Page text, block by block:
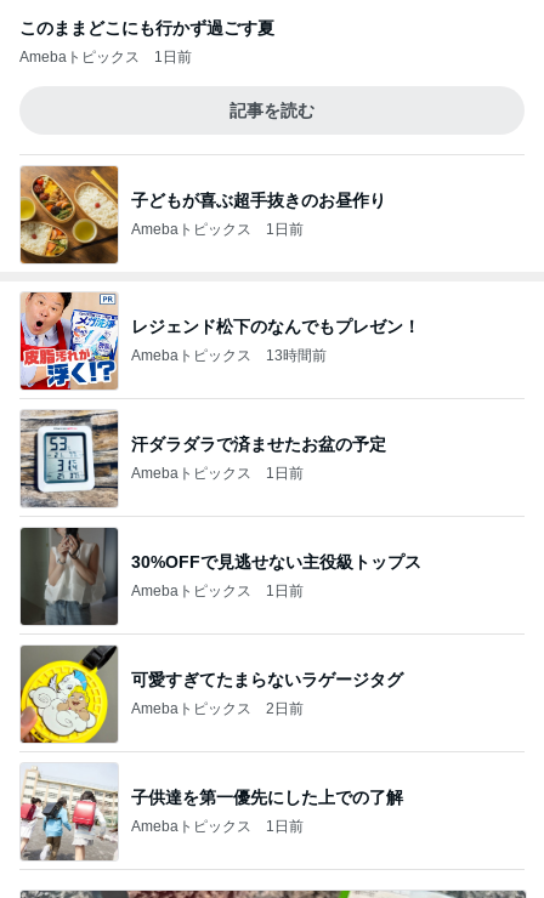
このままどこにも行かず過ごす夏
Amebaトピックス 1日前
記事を読む
子どもが喜ぶ超手抜きのお昼作り
Amebaトピックス 1日前
レジェンド松下のなんでもプレゼン！
Amebaトピックス 13時間前
汗ダラダラで済ませたお盆の予定
Amebaトピックス 1日前
30%OFFで見逃せない主役級トップス
Amebaトピックス 1日前
可愛すぎてたまらないラゲージタグ
Amebaトピックス 2日前
子供達を第一優先にした上での了解
Amebaトピックス 1日前